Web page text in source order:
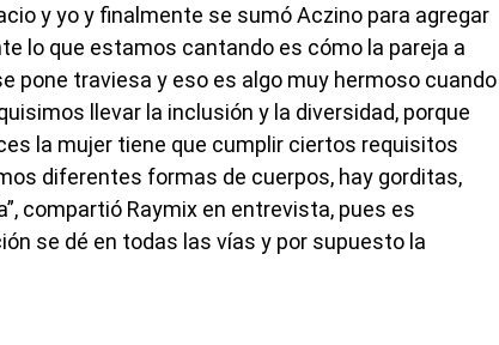
y yo y finalmente se sumó Aczino para agregar
lo que estamos cantando es cómo la pareja a
pone traviesa y eso es algo muy hermoso cuando
llevar la inclusión y la diversidad, porque
la mujer tiene que cumplir ciertos requisitos
diferentes formas de cuerpos, hay gorditas,
compartió Raymix en entrevista, pues es
se dé en todas las vías y por supuesto la